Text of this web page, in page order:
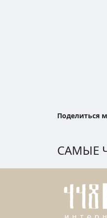
Поделиться
САМЫЕ